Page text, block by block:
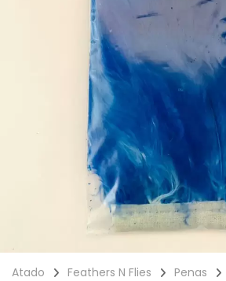
Atado Feathers N Flies Penas